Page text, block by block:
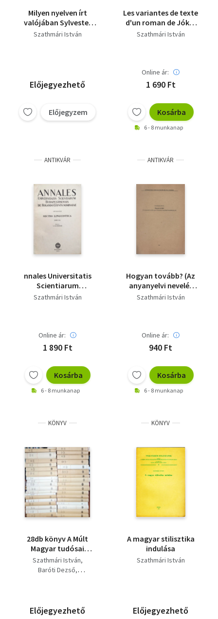
Milyen nyelven írt
valójában Sylvester
János?
Szathmári István
Előjegyezhető
Előjegyzem
Les variantes de texte
d'un roman de Jókai
et l'évolution de la
Szathmári István
Online ár:
1 690 Ft
Kosárba
6 - 8 munkanap
ANTIKVÁR
nnales Universitatis
Scientiarum
Budapestinensis De
Seperatum - Dedikált
Szathmári István
Online ár:
1 890 Ft
Kosárba
6 - 8 munkanap
ANTIKVÁR
Hogyan tovább? (Az
anyanyelvi nevelés
egyes részterületeit
Szathmári István
Online ár:
940 Ft
Kosárba
6 - 8 munkanap
KÖNYV
28db könyv A Múlt
Magyar tudósai
sorozatból: Pais
Dezső, Munkácsi
János, Fényes Elek,
Révai Miklós, Zsirai
Szathmári István
Baróti Dezső
Lampert Vera
Előjegyezhető
KÖNYV
A magyar stilisztika
indulása
Szathmári István
Előjegyezhető